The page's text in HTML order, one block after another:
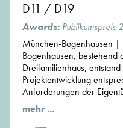
D11 / D19
Awards: Publikumspreis
München-Bogenhausen
Bogenhausen, bestehend
Dreifamilienhaus,
Projektentwicklung
Anforderungen der
mehr ...